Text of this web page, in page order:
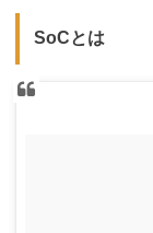
SoCとは